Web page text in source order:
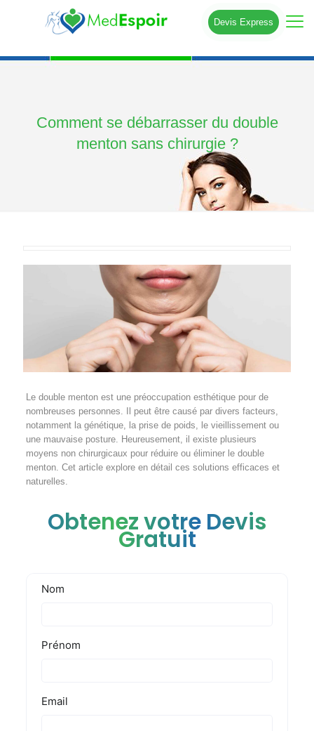
Devis Express
Comment se débarrasser du double
menton sans chirurgie ?
Le double menton est une préoccupation esthétique pour de
nombreuses personnes. Il peut être causé par divers facteurs,
notamment la génétique, la prise de poids, le vieillissement ou
une mauvaise posture. Heureusement, il existe plusieurs
moyens non chirurgicaux pour réduire ou éliminer le double
menton. Cet article explore en détail ces solutions efficaces et
naturelles.
Obtenez votre Devis
Gratuit